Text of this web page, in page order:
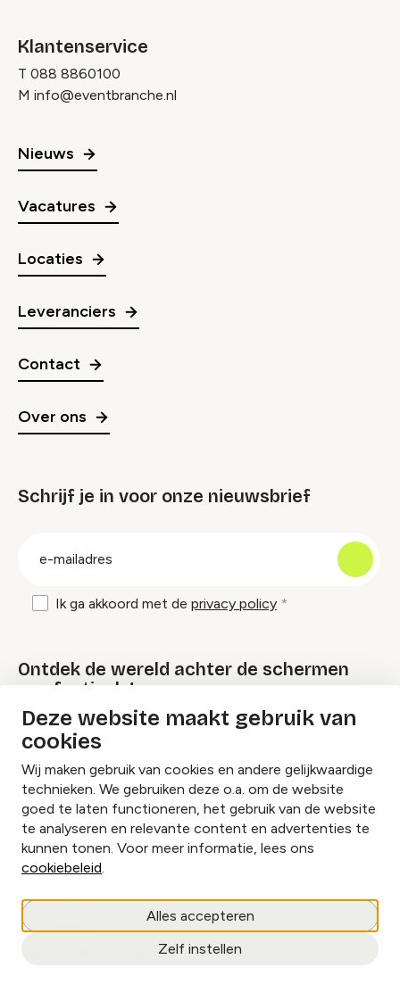
Deze website maakt gebruik van
cookies
Wij maken gebruik van cookies en andere gelijkwaardige
technieken. We gebruiken deze o.a. om de website
goed te laten functioneren, het gebruik van de website
te analyseren en relevante content en advertenties te
kunnen tonen. Voor meer informatie, lees ons
cookiebeleid.
Alles accepteren
Zelf instellen
Klantenservice
T 088 8860100
M info@eventbranche.nl
Nieuws
Vacatures
Locaties
Leveranciers
Contact
Over ons
Schrijf je in voor onze nieuwsbrief
Ik ga akkoord met de privacy policy
Ontdek de wereld achter de schermen
van festivals!
Lees onze Festival Specials
InstagramFacebookLinkedIn
Cookies beheren
Privacy policy
copyright © 2026 Eventbranche.nl